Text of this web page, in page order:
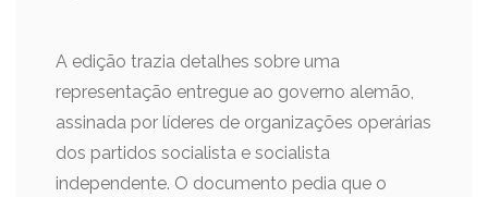
A edição trazia detalhes sobre uma
representação entregue ao governo alemão,
assinada por líderes de organizações operárias
dos partidos socialista e socialista
independente. O documento pedia que o